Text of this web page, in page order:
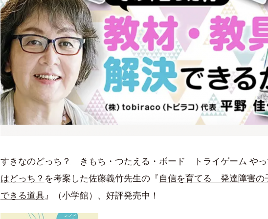
すきなのどっち？ きもち・つたえる・ボード
トライゲーム や
はどっち？ を考案した佐藤義竹先生の『 自信を育てる 発達障害の
できる道具』（小学館）、好評発売中！